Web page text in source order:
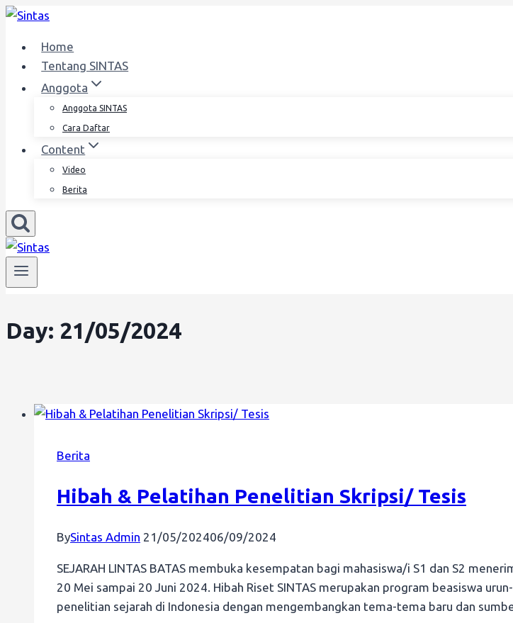
Skip
contentHome
Tentang SINTAS
Anggota
Anggota SINTAS
Cara Daftar
Content
Video
Berita
Day: 21/05/2024
Berita
Hibah & Pelatihan Penelitian Skripsi/ Tesis
BySintas Admin 21/05/202406/09/2024
SEJARAH LINTAS BATAS membuka kesempatan bagi mahasiswa/i S1 dan S2
20 Mei sampai 20 Juni 2024. Hibah Riset SINTAS merupakan program beasiswa
penelitian sejarah di Indonesia dengan mengembangkan tema-tema baru dan